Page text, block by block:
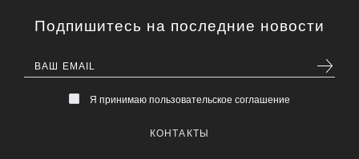
Подпишитесь на последние новости
Я принимаю пользовательское соглашение
КОНТАКТЫ